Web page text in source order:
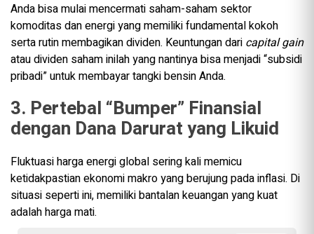
Anda bisa mulai mencermati saham-saham sektor
komoditas dan energi yang memiliki fundamental kokoh
serta rutin membagikan dividen. Keuntungan dari capital gain
atau dividen saham inilah yang nantinya bisa menjadi “subsidi
pribadi” untuk membayar tangki bensin Anda.
3. Pertebal “Bumper” Finansial
dengan Dana Darurat yang Likuid
Fluktuasi harga energi global sering kali memicu
ketidakpastian ekonomi makro yang berujung pada inflasi. Di
situasi seperti ini, memiliki bantalan keuangan yang kuat
adalah harga mati.